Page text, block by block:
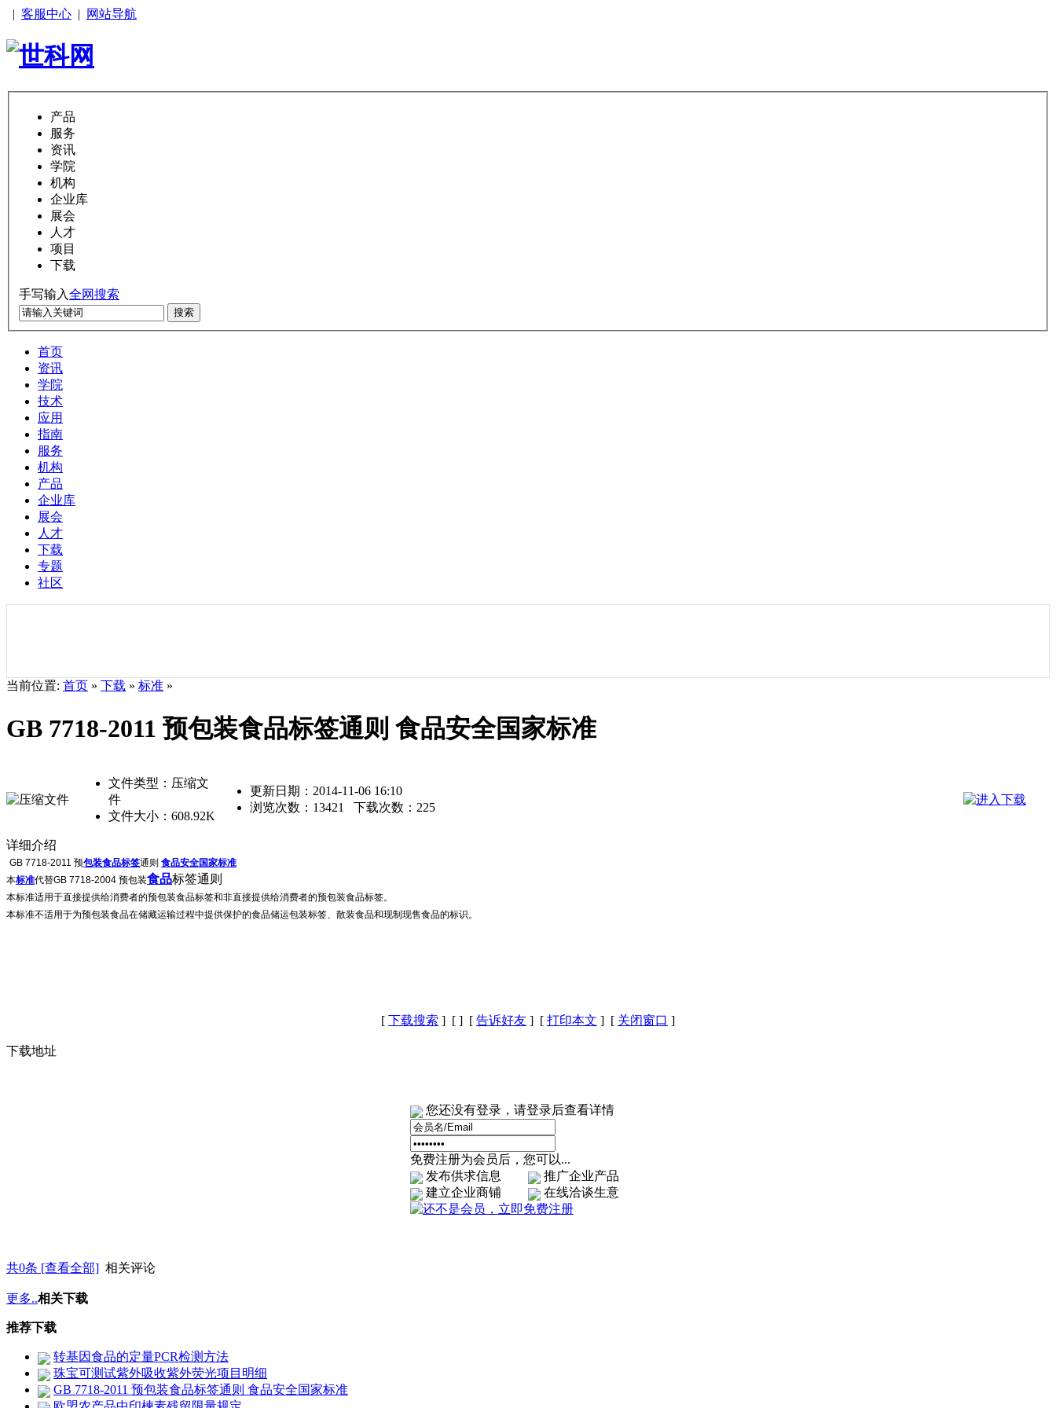
| 客服中心 | 网站导航
产品
服务
资讯
学院
机构
企业库
展会
人才
项目
下载
手写输入全网搜索
搜索
首页
资讯
学院
技术
应用
指南
服务
机构
产品
企业库
展会
人才
下载
专题
社区
当前位置: 首页 » 下载 » 标准 »
GB 7718-2011 预包装食品标签通则 食品安全国家标准
文件类型：压缩文
件
文件大小：608.92K
更新日期：2014-11-06 16:10
浏览次数： 13421 下载次数： 225
详细介绍
GB 7718-2011 预包装食品标签通则 食品安全国家标准
本标准代替GB 7718-2004 预包装食品标签通则
本标准适用于直接提供给消费者的预包装食品标签和非直接提供给消费者的预包装食品标签。
本标准不适用于为预包装食品在储藏运输过程中提供保护的食品储运包装标签、散装食品和现制现售食品的标识。
[ 下载搜索 ] [ ] [ 告诉好友 ] [ 打印本文 ] [ 关闭窗口 ]
下载地址
您还没有登录，请登录后查看详情
免费注册为会员后，您可以...
发布供求信息
推广企业产品
建立企业商铺
在线洽谈生意
共0条 [查看全部] 相关评论
更多..相关下载
推荐下载
转基因食品的定量PCR检测方法
珠宝可测试紫外吸收紫外荧光项目明细
GB 7718-2011 预包装食品标签通则 食品安全国家标准